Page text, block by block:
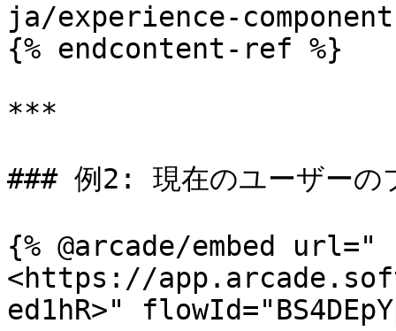
ja/experience-
{% endcontent-ref %}
***
### 例2: 現在のユーザーの
{% @arcade/embed url="
<https://
ed1hR>"